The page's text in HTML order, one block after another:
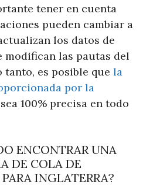
tener en cuenta
pueden cambiar a
los datos de
modifican las pautas del
tanto, es posible que la
por la
100% precisa en todo
ENCONTRAR UNA
DE COLA DE
INGLATERRA?